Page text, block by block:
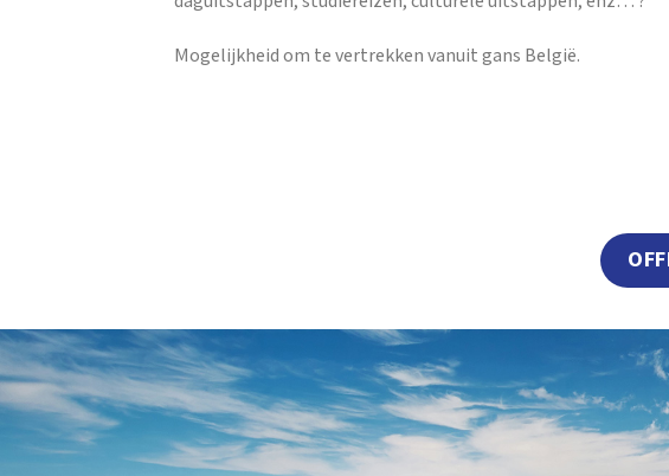
Mogelijkheid om te vertrekken vanuit gans België.